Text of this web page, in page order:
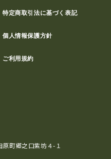
特定商取引法に基づく表記
個人情報保護方針
ご利用規約
町郷之口紫坊４-１